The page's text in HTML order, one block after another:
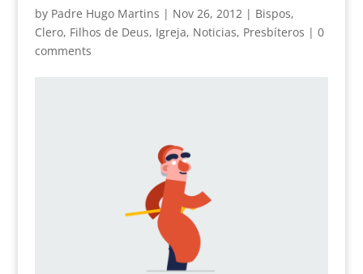
by Padre Hugo Martins | Nov 26, 2012| Bispos,
Clero, Filhos de Deus, Igreja, Noticias, Presbíteros | 0
comments